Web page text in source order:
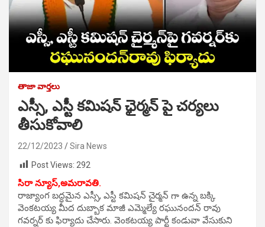
తాజా వార్తలు
ఎస్సీ, ఎస్టీ కమిషన్ ఛైర్మన్ పై చర్యలు
తీసుకోవాలి
22/12/2023
Sira News
Post Views: 292
సిరా న్యూస్,అమరావతి.
రాజ్యాంగ బద్ధమైన ఎస్సీ, ఎస్టీ కమిషన్ చైర్మన్ గా ఉన్న బక్కి
వెంకటయ్య మీద దుబ్బాక మాజీ ఎమ్మెల్యే రఘునందన్ రావు
గవర్నర్ కు ఫిర్యాదు చేసారు. వెంకటయ్య పార్టీ కండువా వేసుకుని